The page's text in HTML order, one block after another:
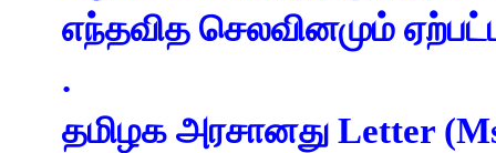
எந்தவித செலவினமும்
.
தமிழக அரசானது Letter